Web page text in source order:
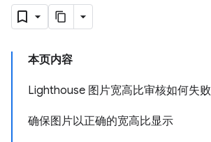
本页内容
Lighthouse 图片宽高比审核如何失败
确保图片以正确的宽高比显示